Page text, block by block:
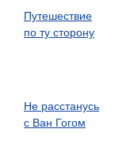
Путешествие
по ту сторону
Не расстанусь
с Ван Гогом